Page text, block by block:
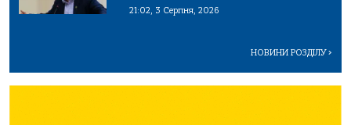
21:02, 3 Серпня, 2026
НОВИНИ РОЗДІЛУ>